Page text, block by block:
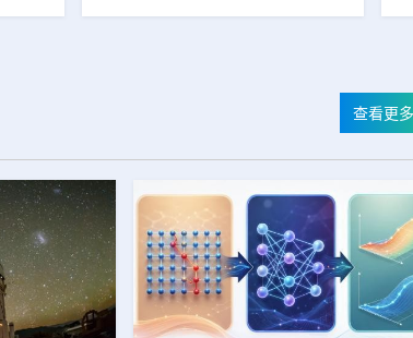
同
家原子能公司推进，并称该设备预计
核磁共振成像仪。该设备若按计划
查看更